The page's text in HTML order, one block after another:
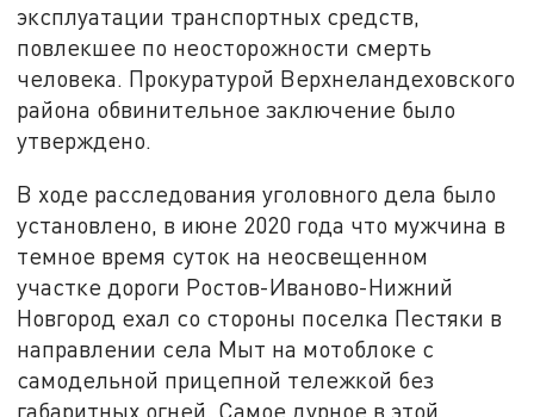
эксплуатации транспортных средств,
повлекшее по неосторожности смерть
человека. Прокуратурой Верхнеландеховского
района обвинительное заключение было
утверждено.
В ходе расследования уголовного дела было
установлено, в июне 2020 года что мужчина в
темное время суток на неосвещенном
участке дороги Ростов-Иваново-Нижний
Новгород ехал со стороны поселка Пестяки в
направлении села Мыт на мотоблоке с
самодельной прицепной тележкой без
габаритных огней. Самое дурное в этой